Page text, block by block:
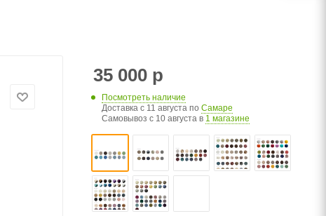
35 000 р
Посмотреть наличие
Доставка с 11 августа по Самаре
Самовывоз c 10 августа в 1 магазине